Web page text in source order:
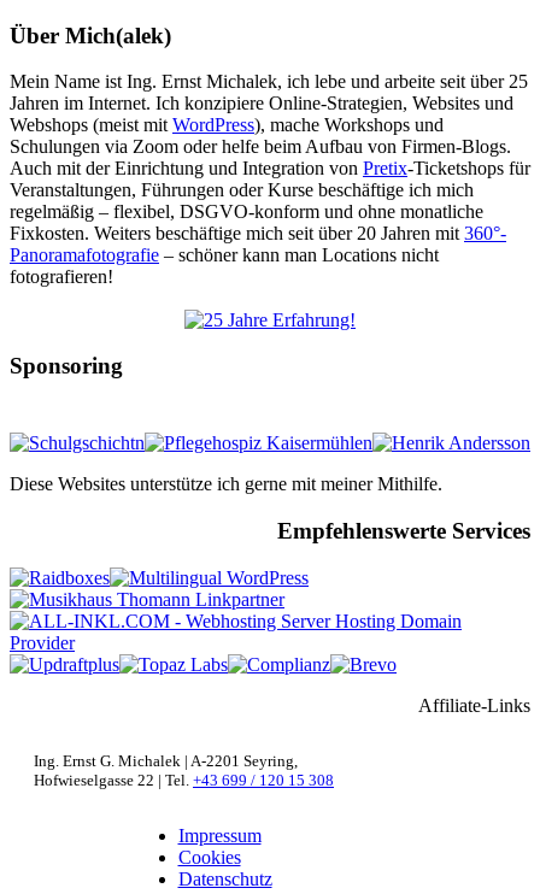
Über Mich(alek)
Mein Name ist Ing. Ernst Michalek, ich lebe und arbeite seit über 25
Jahren im Internet. Ich konzipiere Online-Strategien, Websites und
Webshops (meist mitWordPress), mache Workshops und
Schulungen via Zoom oder helfe beim Aufbau von Firmen-Blogs.
Auch mit der Einrichtung und Integration von Pretix-Ticketshops für
Veranstaltungen, Führungen oder Kurse beschäftige ich mich
regelmäßig – flexibel, DSGVO-konform und ohne monatliche
Fixkosten. Weiters beschäftige mich seit über 20 Jahren mit360°-
Panoramafotografie – schöner kann man Locations nicht
fotografieren!
Sponsoring
Diese Websites unterstütze ich gerne mit meiner Mithilfe.
Empfehlenswerte Services
Affiliate-Links
Ing. Ernst G. Michalek | A-2201 Seyring,
Hofwieselgasse 22 | Tel. +43 699 / 120 15 308
Impressum
Cookies
Datenschutz